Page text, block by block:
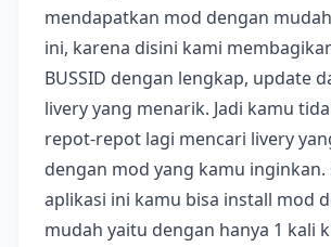
mendapatkan mod dengan
ini, karena disini kami
BUSSID dengan lengkap, update
livery yang menarik. Jadi kamu
repot-repot lagi mencari livery
dengan mod yang kamu inginkan.
aplikasi ini kamu bisa install mod
mudah yaitu dengan hanya 1 kali